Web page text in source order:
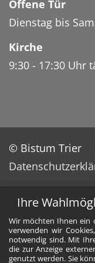
Ihre
Wir möchten Ihnen ein
verwenden wir
notwendig sind. Mit
die zur Anzeige
genutzt werden. Sie
Offene Tür
Dienstag bis
Kirche
9:30 - 17:30 Uhr
© Bistum Trier